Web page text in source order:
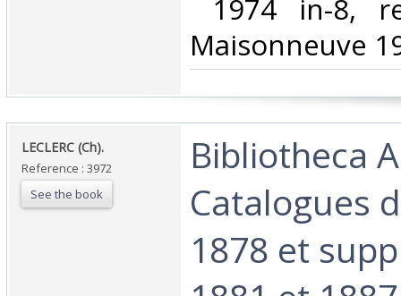
1974 in-8,
Maisonneuve
‎LECLERC (Ch).‎
Reference : 3972
See the book
‎Bibliotheca
Catalogues
1878 et